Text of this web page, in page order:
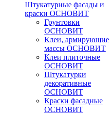
Штукатурные фасады и
краски ОСНОВИТ
Грунтовки
ОСНОВИТ
Клеи, армирующие
массы ОСНОВИТ
Клеи плиточные
ОСНОВИТ
Штукатурки
декоративные
ОСНОВИТ
Краски фасадные
ОСНОВИТ